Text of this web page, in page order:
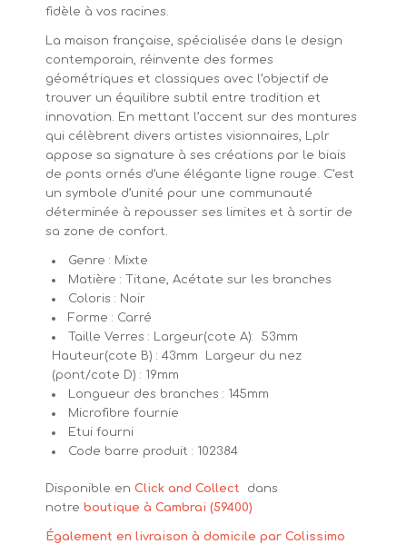
fidèle à vos racines.
La maison française, spécialisée dans le design
contemporain, réinvente des formes
géométriques et classiques avec l’objectif de
trouver un équilibre subtil entre tradition et
innovation. En mettant l’accent sur des montures
qui célèbrent divers artistes visionnaires, Lplr
appose sa signature à ses créations par le biais
de ponts ornés d’une élégante ligne rouge. C’est
un symbole d’unité pour une communauté
déterminée à repousser ses limites et à sortir de
sa zone de confort.
Genre : Mixte
Matière : Titane, Acétate sur les branches
Coloris : Noir
Forme : Carré
Taille Verres : Largeur(cote A): 53mm
Hauteur(cote B) : 43mm Largeur du nez
(pont/cote D) : 19mm
Longueur des branches : 145mm
Microfibre fournie
Etui fourni
Code barre produit : 102384
Disponible en Click and Collect dans
notre boutique à Cambrai (59400)
Également en livraison à domicile par Colissimo